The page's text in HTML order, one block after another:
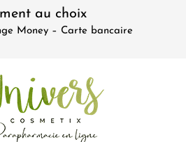
au choix
Money – Carte bancaire